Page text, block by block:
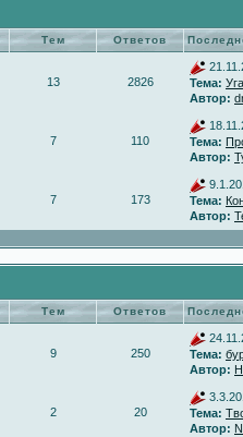
Тем Ответов
13 2826
Тема:
Автор:
7 110
Тема:
Автор:
7
173
Тема:
Автор:
Тем Ответов
9 250
Тема:
Автор:
2 20
Тема:
Автор: